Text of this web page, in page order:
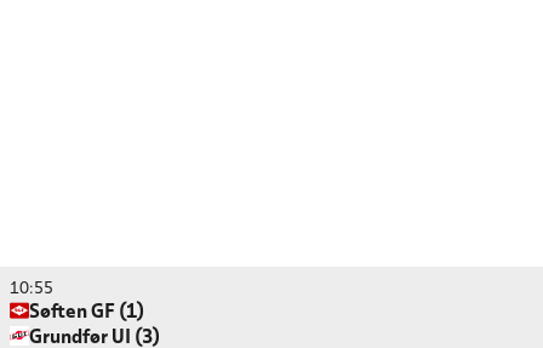
10:55
Søften GF (1)
Grundfør UI (3)